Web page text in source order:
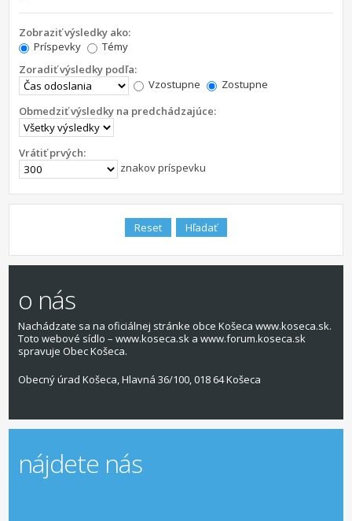
Zobraziť výsledky ako:
Príspevky
Témy
Zoradiť výsledky podľa:
Vzostupne
Zostupne
Obmedziť výsledky na predchádzajúce:
Vrátiť prvých:
znakov príspevku
o nás
Nachádzate sa na oficiálnej stránke obce Košeca www.koseca.sk.
Toto webové sídlo – www.koseca.sk a www.forum.koseca.sk
spravuje Obec Košeca.
Obecný úrad Košeca, Hlavná 36/100, 018 64 Košeca
nájdete nás